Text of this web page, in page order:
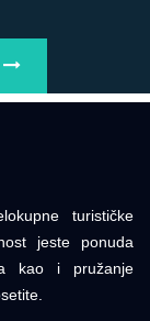
turističke
jeste ponuda
kao i pružanje